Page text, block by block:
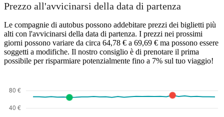
Prezzo all'avvicinarsi della data di partenza
Le compagnie di autobus possono addebitare prezzi dei biglietti più
alti con l'avvicinarsi della data di partenza. I prezzi nei prossimi
giorni possono variare da circa 64,78 € a 69,69 € ma possono essere
soggetti a modifiche. Il nostro consiglio è di prenotare il prima
possibile per risparmiare potenzialmente fino a 7% sul tuo viaggio!